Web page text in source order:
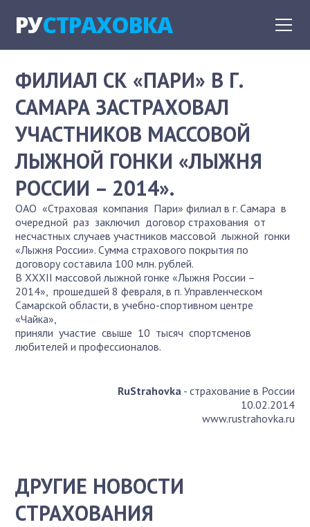
РУСТРАХОВКА
ФИЛИАЛ СК «ПАРИ» В Г.
САМАРА ЗАСТРАХОВАЛ
УЧАСТНИКОВ МАССОВОЙ
ЛЫЖНОЙ ГОНКИ «ЛЫЖНЯ
РОССИИ – 2014».
ОАО «Страховая компания Пари» филиал в г. Самара в
очередной раз заключил договор страхования от
несчастных случаев участников массовой лыжной гонки
«Лыжня России». Сумма страхового покрытия по
договору составила 100 млн. рублей.
В XXXII массовой лыжной гонке «Лыжня России –
2014», прошедшей 8 февраля, в п. Управленческом
Самарской области, в учебно-спортивном центре
«Чайка»,
приняли участие свыше 10 тысяч спортсменов
любителей и профессионалов.
RuStrahovka- страхование в России
10.02.2014
www.rustrahovka.ru
ДРУГИЕ НОВОСТИ
СТРАХОВАНИЯ